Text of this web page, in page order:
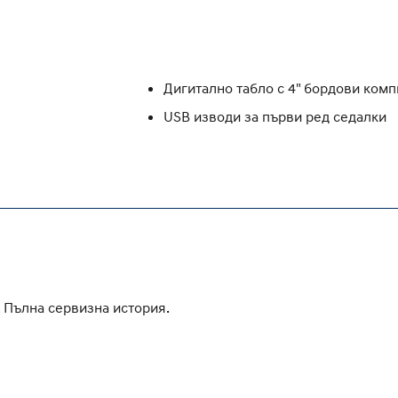
Дигитално табло с 4" бордови
USB изводи за първи ред седалки
сервизна история.